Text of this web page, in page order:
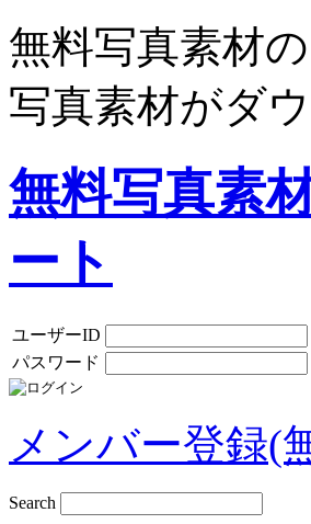
無料写真素材
写真素材がダ
無料写真素
ート
ユーザーID
パスワード
メンバー登録(
Search